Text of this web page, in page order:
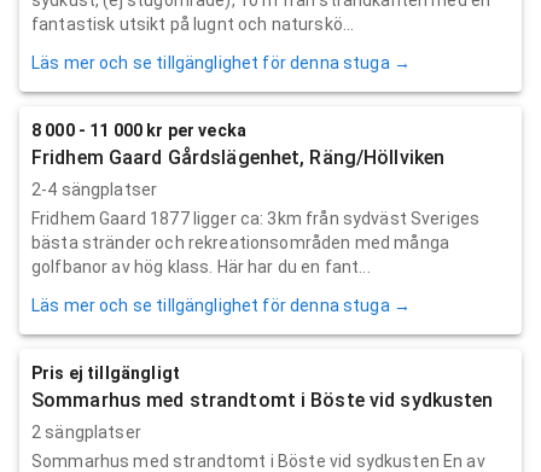
fantastisk utsikt på lugnt och naturskö...
Läs mer och se tillgänglighet för denna stuga →
8 000 - 11 000 kr per vecka
Fridhem Gaard Gårdslägenhet, Räng/Höllviken
2-4 sängplatser
Fridhem Gaard 1877 ligger ca: 3km från sydväst Sveriges
bästa stränder och rekreationsområden med många
golfbanor av hög klass. Här har du en fant...
Läs mer och se tillgänglighet för denna stuga →
Pris ej tillgängligt
Sommarhus med strandtomt i Böste vid sydkusten
2 sängplatser
Sommarhus med strandtomt i Böste vid sydkusten En av